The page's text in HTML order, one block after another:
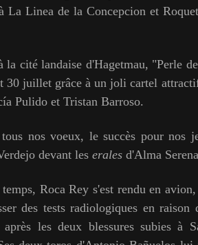
La Linea de la Concepcion et
cité landaise d'Hagetmau, "Perle
30 juillet grâce à un joli cartel
Pulido et Tristan Barroso.
nos voeux, le succès pour nos
devant les erales d'Alma
Roca Rey s'est rendu en
des tests radiologiques en raison
après les deux blessures subies à